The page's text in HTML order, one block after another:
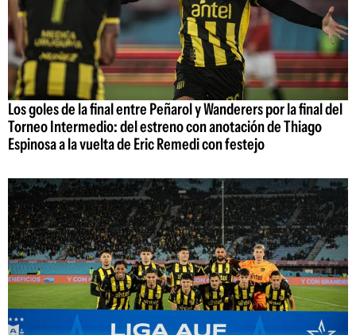
Los goles de la final entre Peñarol y Wanderers por la final del
Torneo Intermedio: del estreno con anotación de Thiago
Espinosa a la vuelta de Eric Remedi con festejo